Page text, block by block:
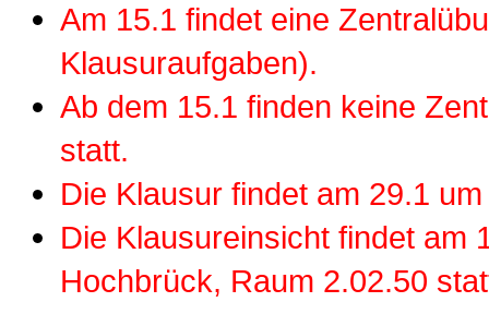
Am 15.1 findet eine
Klausuraufgaben).
Ab dem 15.1 finden keine
statt.
Die Klausur findet am 29.1
Die Klausureinsicht findet am
Hochbrück, Raum 2.02.50